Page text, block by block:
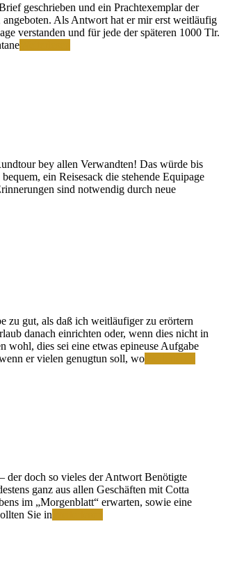
geschrieben und ein Prachtexemplar der
Als Antwort hat er mir erst weitläufig
verstanden und für jede der späteren 1000 Tlr.
bey allen Verwandten! Das würde bis
ein Reisesack die stehende Equipage
sind notwendig durch neue
zu gut, als daß ich weitläufiger zu erörtern
danach einrichten oder, wenn dies nicht in
wohl, dies sei eine etwas epineuse Aufgabe
er vielen genugtun soll, wo
der doch so vieles der Antwort Benötigte
ganz aus allen Geschäften mit Cotta
im „Morgenblatt“ erwarten, sowie eine
Sie in